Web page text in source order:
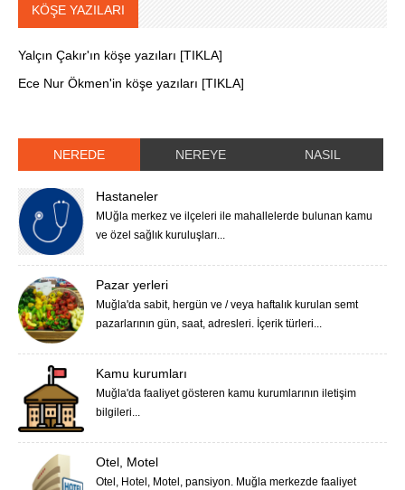
KÖŞE YAZILARI
Yalçın Çakır'ın köşe yazıları [TIKLA]
Ece Nur Ökmen'in köşe yazıları [TIKLA]
NEREDE NEREYE NASIL
Hastaneler
MUğla merkez ve ilçeleri ile mahallelerde bulunan kamu
ve özel sağlık kuruluşları...
Pazar yerleri
Muğla'da sabit, hergün ve / veya haftalık kurulan semt
pazarlarının gün, saat, adresleri. İçerik türleri...
Kamu kurumları
Muğla'da faaliyet gösteren kamu kurumlarının iletişim
bilgileri...
Otel, Motel
Otel, Hotel, Motel, pansiyon. Muğla merkezde faaliyet